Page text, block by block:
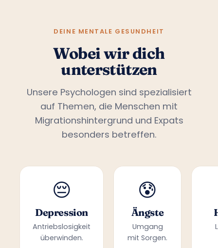
DEINE MENTALE GESUNDHEIT
Wobei wir dich
unterstützen
Unsere Psychologen sind spezialisiert
auf Themen, die Menschen mit
Migrationshintergrund und Expats
besonders betreffen.
😔
Depression
Antriebslosigkeit
überwinden.
😰
Ängste
Umgang
mit Sorgen.